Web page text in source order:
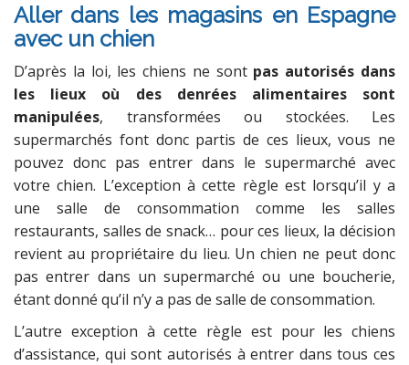
Aller dans les magasins en Espagne
avec un chien
D’après la loi, les chiens ne sont pas autorisés dans
les lieux où des denrées alimentaires sont
manipulées, transformées ou stockées. Les
supermarchés font donc partis de ces lieux, vous ne
pouvez donc pas entrer dans le supermarché avec
votre chien. L’exception à cette règle est lorsqu’il y a
une salle de consommation comme les salles
restaurants, salles de snack… pour ces lieux, la décision
revient au propriétaire du lieu. Un chien ne peut donc
pas entrer dans un supermarché ou une boucherie,
étant donné qu’il n’y a pas de salle de consommation.
L’autre exception à cette règle est pour les chiens
d’assistance, qui sont autorisés à entrer dans tous ces